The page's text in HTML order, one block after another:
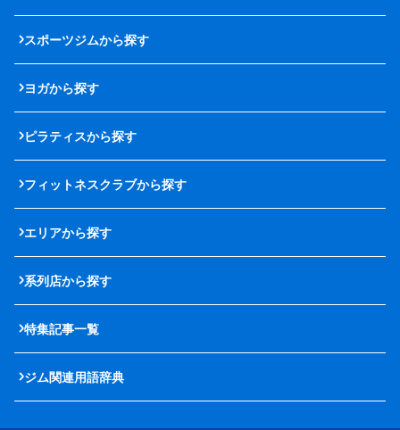
スポーツジムから探す
ヨガから探す
ピラティスから探す
フィットネスクラブから探す
エリアから探す
系列店から探す
特集記事一覧
ジム関連用語辞典